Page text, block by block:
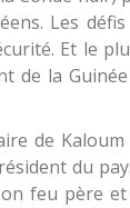
Les
Et le
de la
de Kaloum
du
feu père